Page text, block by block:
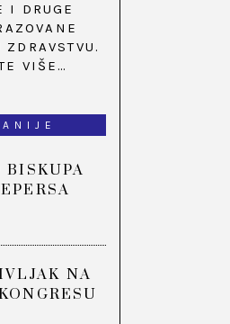
I DRUGE
VIŠE…
BISKUPA
NA